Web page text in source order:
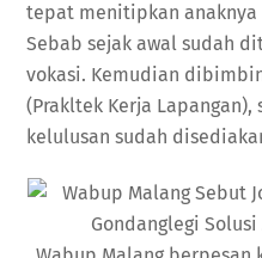
tepat menitipkan anaknya
Sebab sejak awal sudah
vokasi. Kemudian
(Prakltek Kerja
kelulusan sudah